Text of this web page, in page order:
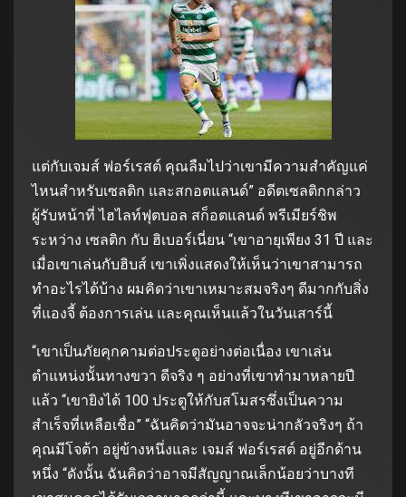
แต่กับเจมส์ ฟอร์เรสต์ คุณลืมไปว่าเขามีความสำคัญแค่
ไหนสำหรับเซลติก และสกอตแลนด์” อดีตเซลติกกล่าว
ผู้รับหน้าที่ ไฮไลท์ฟุตบอล สก็อตแลนด์ พรีเมียร์ชิพ
ระหว่าง เซลติก กับ ฮิเบอร์เนี่ยน “เขาอายุเพียง 31 ปี และ
เมื่อเขาเล่นกับฮิบส์ เขาเพิ่งแสดงให้เห็นว่าเขาสามารถ
ทำอะไรได้บ้าง ผมคิดว่าเขาเหมาะสมจริงๆ ดีมากกับสิ่ง
ที่แองจี้ ต้องการเล่น และคุณเห็นแล้วในวันเสาร์นี้
“เขาเป็นภัยคุกคามต่อประตูอย่างต่อเนื่อง เขาเล่น
ตำแหน่งนั้นทางขวา ดีจริง ๆ อย่างที่เขาทำมาหลายปี
แล้ว “เขายิงได้ 100 ประตูให้กับสโมสรซึ่งเป็นความ
สำเร็จที่เหลือเชื่อ” “ฉันคิดว่ามันอาจจะน่ากลัวจริงๆ ถ้า
คุณมีโจต้า อยู่ข้างหนึ่งและ เจมส์ ฟอร์เรสต์ อยู่อีกด้าน
หนึ่ง “ดังนั้น ฉันคิดว่าอาจมีสัญญาณเล็กน้อยว่าบางที